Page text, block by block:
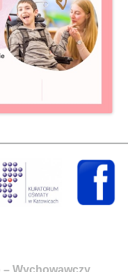
Wychowawczy